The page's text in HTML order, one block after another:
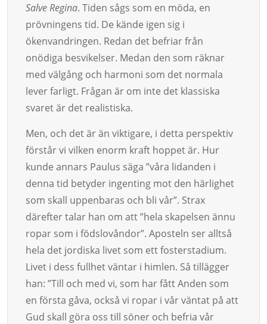
Salve Regina. Tiden sågs som en möda, en
prövningens tid. De kände igen sig i
ökenvandringen. Redan det befriar från
onödiga besvikelser. Medan den som räknar
med välgång och harmoni som det normala
lever farligt. Frågan är om inte det klassiska
svaret är det realistiska.
Men, och det är än viktigare, i detta perspektiv
förstår vi vilken enorm kraft hoppet är. Hur
kunde annars Paulus säga ”våra lidanden i
denna tid betyder ingenting mot den härlighet
som skall uppenbaras och bli vår”. Strax
därefter talar han om att ”hela skapelsen ännu
ropar som i födslovåndor”. Aposteln ser alltså
hela det jordiska livet som ett fosterstadium.
Livet i dess fullhet väntar i himlen. Så tillägger
han: ”Till och med vi, som har fått Anden som
en första gåva, också vi ropar i vår väntat på att
Gud skall göra oss till söner och befria vår